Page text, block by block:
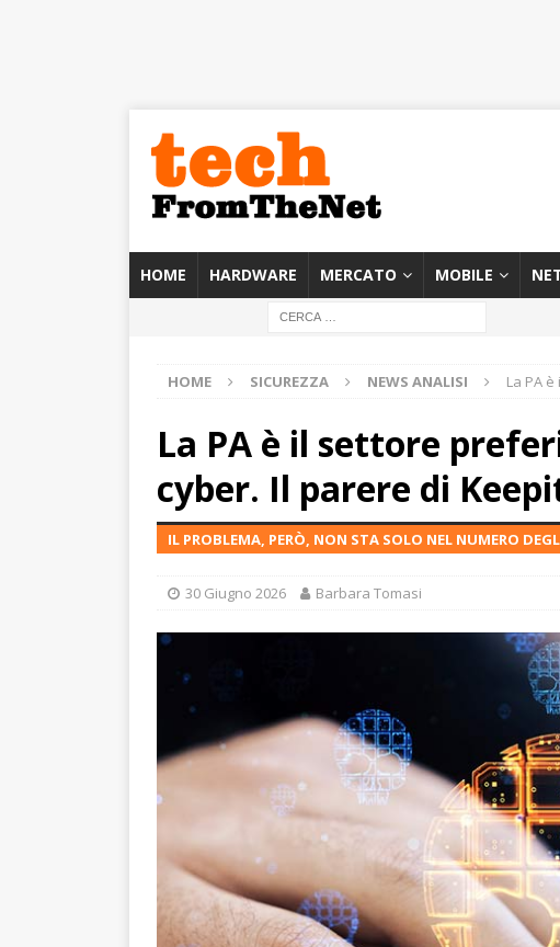
HOME HARDWARE MERCATO MOBILE
HOME SICUREZZA NEWS ANALISI La PA
La PA è il settore
cyber. Il parere di
IL PROBLEMA, PERÒ, NON STA SOLO NEL NUMERO
30 Giugno 2026 Barbara Tomasi